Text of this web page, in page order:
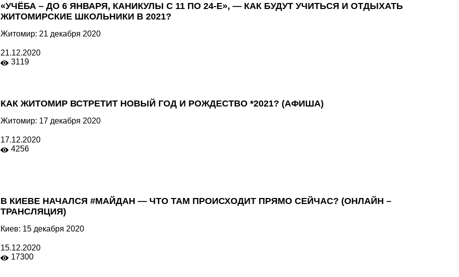
«УЧЁБА – ДО 6 ЯНВАРЯ, КАНИКУЛЫ С 11 ПО 24-Е», — КАК БУДУТ УЧИТЬСЯ И ОТДЫХАТЬ
ЖИТОМИРСКИЕ ШКОЛЬНИКИ В 2021?
Житомир: 21 декабря 2020
21.12.2020
3119
КАК ЖИТОМИР ВСТРЕТИТ НОВЫЙ ГОД И РОЖДЕСТВО *2021? (АФИША)
Житомир: 17 декабря 2020
17.12.2020
4256
В КИЕВЕ НАЧАЛСЯ #МАЙДАН — ЧТО ТАМ ПРОИСХОДИТ ПРЯМО СЕЙЧАС? (ОНЛАЙН –
ТРАНСЛЯЦИЯ)
Киев: 15 декабря 2020
15.12.2020
17300